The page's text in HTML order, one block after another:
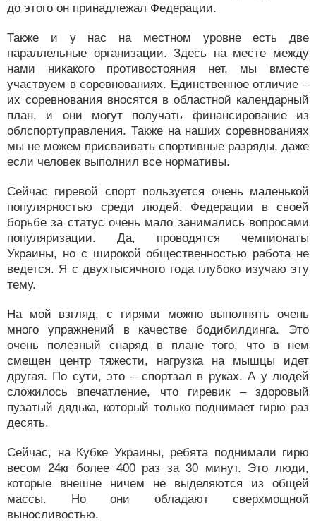
до этого он принадлежал Федерации.
Также и у нас на местном уровне есть две
параллельные организации. Здесь на месте между
нами никакого противостояния нет, мы вместе
участвуем в соревнованиях. Единственное отличие –
их соревнования вносятся в областной календарный
план, и они могут получать финансирование из
облспортуправления. Также на наших соревнованиях
мы не можем присваивать спортивные разряды, даже
если человек выполнил все нормативы.
Сейчас гиревой спорт пользуется очень маленькой
популярностью среди людей. Федерации в своей
борьбе за статус очень мало занимались вопросами
популяризации. Да, проводятся чемпионаты
Украины, но с широкой общественностью работа не
ведется. Я с двухтысячного года глубоко изучаю эту
тему.
На мой взгляд, с гирями можно выполнять очень
много упражнений в качестве бодибилдинга. Это
очень полезный снаряд в плане того, что в нем
смещен центр тяжести, нагрузка на мышцы идет
другая. По сути, это – спортзал в руках. А у людей
сложилось впечатление, что гиревик – здоровый
пузатый дядька, который только поднимает гирю раз
десять.
Сейчас, на Кубке Украины, ребята поднимали гирю
весом 24кг более 400 раз за 30 минут. Это люди,
которые внешне ничем не выделяются из общей
массы. Но они обладают сверхмощной
выносливостью.